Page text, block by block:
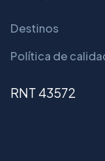
Destinos
Política de
RNT 43572